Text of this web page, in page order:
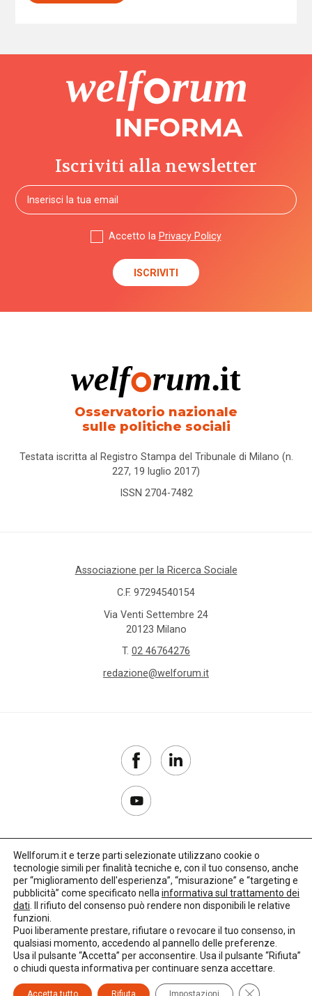
Iscriviti alla newsletter
Accetto la Privacy Policy
Osservatorio nazionale
sulle politiche sociali
Testata iscritta al Registro Stampa del Tribunale di Milano (n.
227, 19 luglio 2017)
ISSN 2704-7482
Associazione per la Ricerca Sociale
C.F. 97294540154
Via Venti Settembre 24
20123 Milano
T. 02 46764276
redazione@welforum.it
Copyright 2017–2026
Privacy Policy
Credits: LO Studio
Wellforum.it e terze parti selezionate utilizzano cookie o
tecnologie simili per finalità tecniche e, con il tuo consenso, anche
per “miglioramento dell'esperienza”, “misurazione” e “targeting e
pubblicità” come specificato nella informativa sul trattamento dei
dati . Il rifiuto del consenso può rendere non disponibili le relative
funzioni.
Puoi liberamente prestare, rifiutare o revocare il tuo consenso, in
qualsiasi momento, accedendo al pannello delle preferenze.
Usa il pulsante “Accetta” per acconsentire. Usa il pulsante “Rifiuta”
o chiudi questa informativa per continuare senza accettare.
Accetta tutto Rifiuta Impostazioni Close GDPR